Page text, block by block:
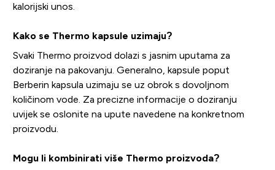
kalorijski unos.
Kako se Thermo kapsule uzimaju?
Svaki Thermo proizvod dolazi s jasnim uputama za
doziranje na pakovanju. Generalno, kapsule poput
Berberin kapsula uzimaju se uz obrok s dovoljnom
količinom vode. Za precizne informacije o doziranju
uvijek se oslonite na upute navedene na konkretnom
proizvodu.
Mogu li kombinirati više Thermo proizvoda?